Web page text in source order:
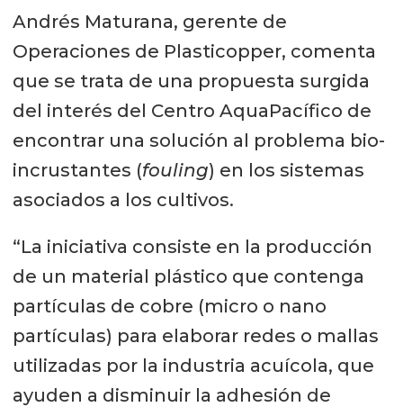
Andrés Maturana, gerente de
Operaciones de Plasticopper, comenta
que se trata de una propuesta surgida
del interés del Centro AquaPacífico de
encontrar una solución al problema bio-
incrustantes (fouling) en los sistemas
asociados a los cultivos.
“La iniciativa consiste en la producción
de un material plástico que contenga
partículas de cobre (micro o nano
partículas) para elaborar redes o mallas
utilizadas por la industria acuícola, que
ayuden a disminuir la adhesión de